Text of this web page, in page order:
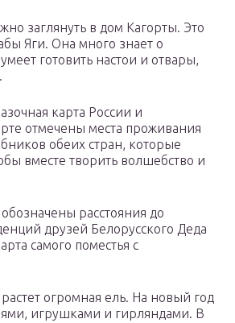
заглянуть в дом Кагорты. Это
Яги. Она много знает о
готовить настои и отвары,
карта России и
отмечены места проживания
обеих стран, которые
вместе творить волшебство и
расстояния до
друзей Белорусского Деда
самого поместья с
огромная ель. На новый год
игрушками и гирляндами. В